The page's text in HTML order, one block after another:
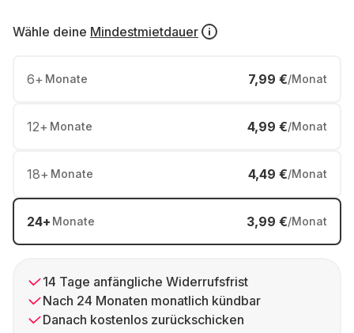
Wähle deine Mindestmietdauer
6+ Monate 7,99 €/Monat
12+ Monate 4,99 €/Monat
18+ Monate 4,49 €/Monat
24+ Monate 3,99 €/Monat
14 Tage anfängliche Widerrufsfrist
Nach 24 Monaten monatlich kündbar
Danach kostenlos zurückschicken